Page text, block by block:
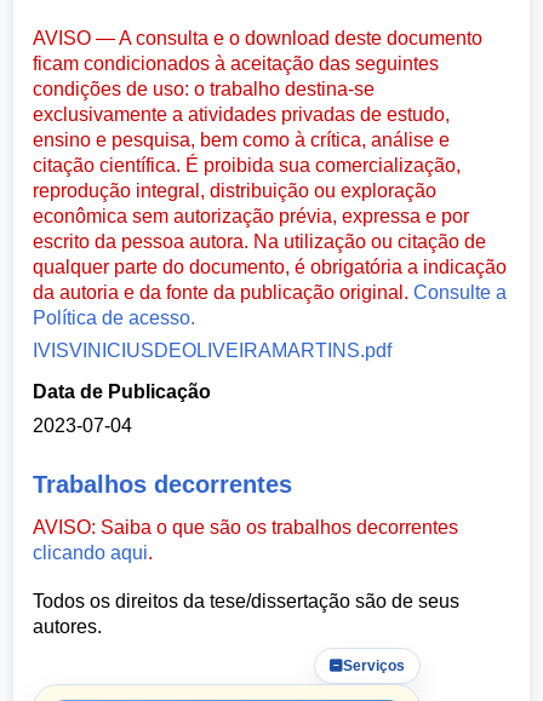
AVISO — A consulta e o download deste documento
ficam condicionados à aceitação das seguintes
condições de uso: o trabalho destina-se
exclusivamente a atividades privadas de estudo,
ensino e pesquisa, bem como à crítica, análise e
citação científica. É proibida sua comercialização,
reprodução integral, distribuição ou exploração
econômica sem autorização prévia, expressa e por
escrito da pessoa autora. Na utilização ou citação de
qualquer parte do documento, é obrigatória a indicação
da autoria e da fonte da publicação original.Consulte a
Política de acesso.
IVISVINICIUSDEOLIVEIRAMARTINS.pdf
Data de Publicação
2023-07-04
Trabalhos decorrentes
AVISO: Saiba o que são os trabalhos decorrentes
clicando aqui.
Todos os direitos da tese/dissertação são de seus
autores.
Serviços